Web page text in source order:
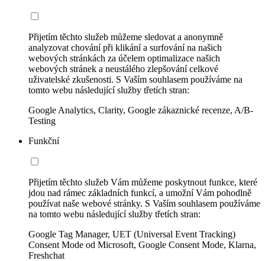
Přijetím těchto služeb můžeme sledovat a anonymně
analyzovat chování při klikání a surfování na našich
webových stránkách za účelem optimalizace našich
webových stránek a neustálého zlepšování celkové
uživatelské zkušenosti. S Vaším souhlasem používáme na
tomto webu následující služby třetích stran:
Google Analytics, Clarity, Google zákaznické recenze, A/B-
Testing
Funkční
Přijetím těchto služeb Vám můžeme poskytnout funkce, které
jdou nad rámec základních funkcí, a umožní Vám pohodlně
používat naše webové stránky. S Vaším souhlasem používáme
na tomto webu následující služby třetích stran:
Google Tag Manager, UET (Universal Event Tracking)
Consent Mode od Microsoft, Google Consent Mode, Klarna,
Freshchat